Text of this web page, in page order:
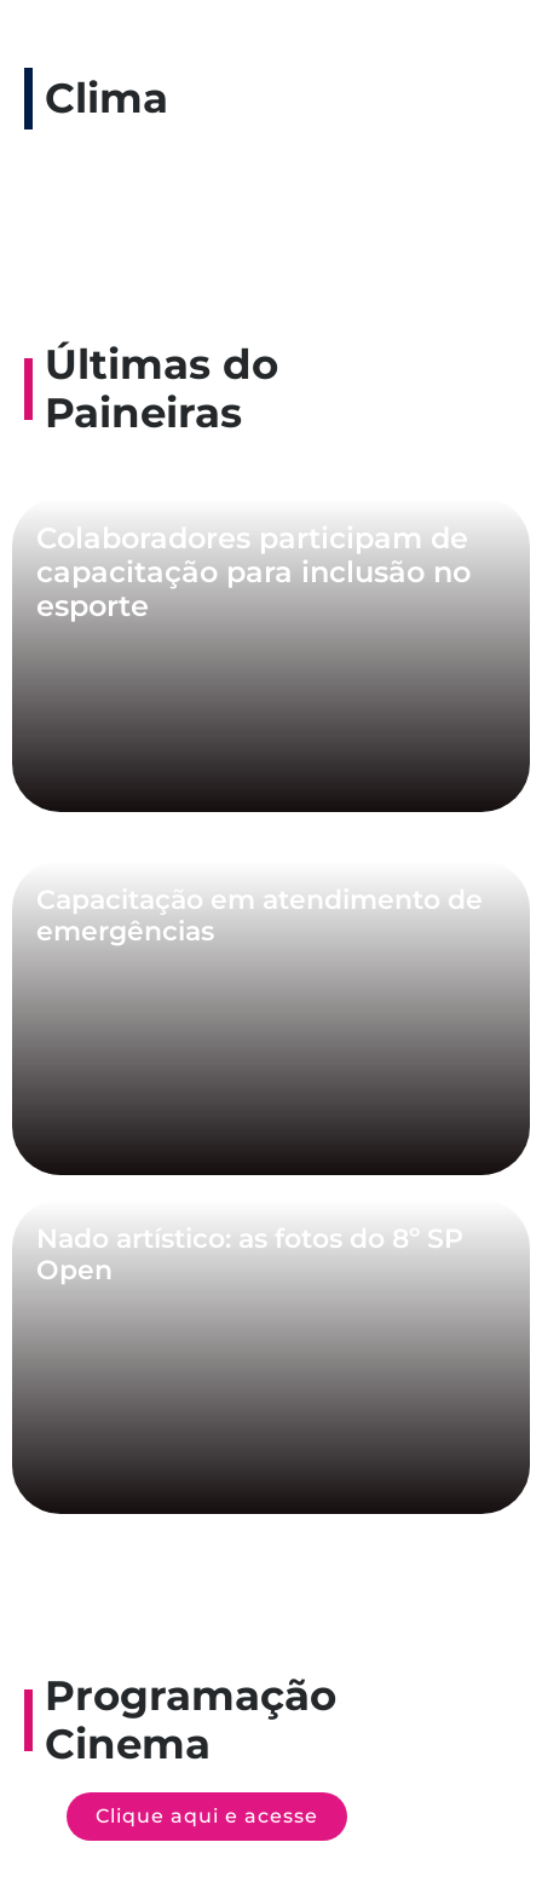
Clima
Últimas do
Paineiras
Colaboradores participam de
capacitação para inclusão no
esporte
Capacitação em atendimento de
emergências
Nado artístico: as fotos do 8º SP
Open
Programação
Cinema
Clique aqui e acesse